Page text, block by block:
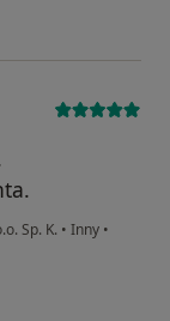
Sp. K. • Inny •